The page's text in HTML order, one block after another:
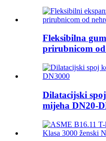
Fleksibilna
prirubnicom
Dilatacijski
mijeha DN20-